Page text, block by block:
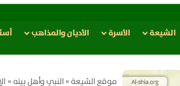
الشيعة الأسرة الأدیان والمذاهب
موقع الشیعة» النبي وأهل بيته»